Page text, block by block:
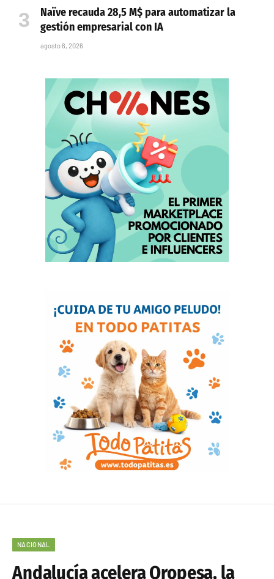
Naïve recauda 28,5 M$ para automatizar la
gestión empresarial con IA
agosto 6, 2026
NACIONAL
Andalucía acelera Oropesa, la